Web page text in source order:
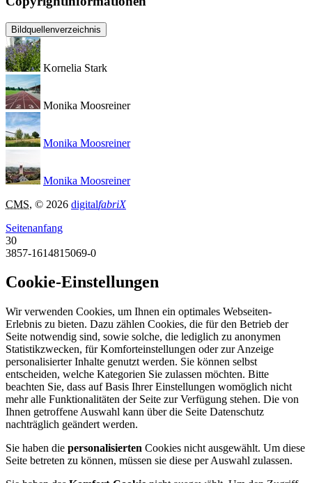
Bildquellenverzeichnis
Kornelia Stark
Monika Moosreiner
Monika Moosreiner
Monika Moosreiner
CMS, © 2026 digitalfabriX
Seitenanfang
30
3857-1614815069-0
Cookie-Einstellungen
Wir verwenden Cookies, um Ihnen ein optimales Webseiten-
Erlebnis zu bieten. Dazu zählen Cookies, die für den Betrieb der
Seite notwendig sind, sowie solche, die lediglich zu anonymen
Statistikzwecken, für Komforteinstellungen oder zur Anzeige
personalisierter Inhalte genutzt werden. Sie können selbst
entscheiden, welche Kategorien Sie zulassen möchten. Bitte
beachten Sie, dass auf Basis Ihrer Einstellungen womöglich nicht
mehr alle Funktionalitäten der Seite zur Verfügung stehen. Die von
Ihnen getroffene Auswahl kann über die Seite Datenschutz
nachträglich geändert werden.
Sie haben die personalisierten Cookies nicht ausgewählt. Um diese
Seite betreten zu können, müssen sie diese per Auswahl zulassen.